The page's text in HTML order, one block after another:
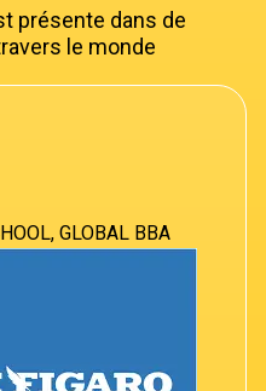
présente dans de
le monde
GLOBAL BBA